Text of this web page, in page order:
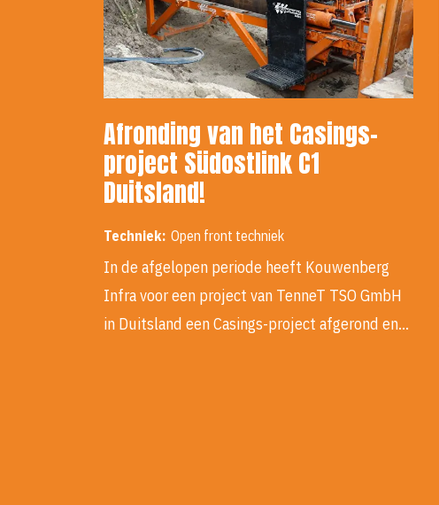
Afronding van het Casings-
project Südostlink C1
Duitsland!
Techniek: Open front techniek
In de afgelopen periode heeft Kouwenberg
Infra voor een project van TenneT TSO GmbH
in Duitsland een Casings-project afgerond en…